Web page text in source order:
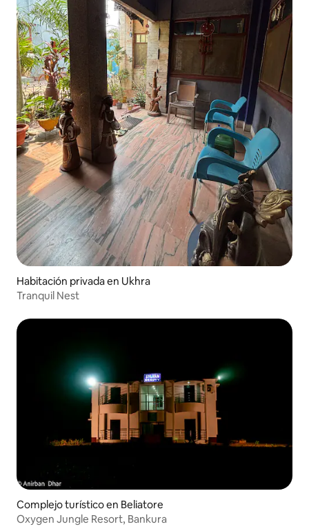
Habitación privada en Ukhra
Tranquil Nest
Complejo turístico en Beliatore
Oxygen Jungle Resort, Bankura